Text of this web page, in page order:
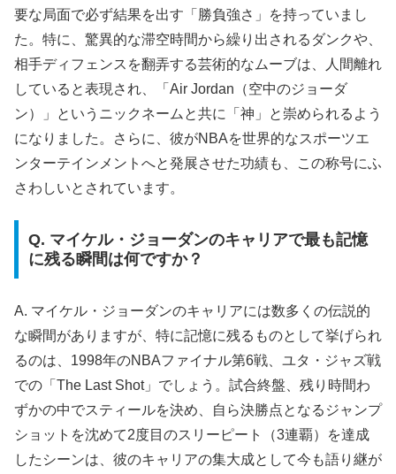
要な局面で必ず結果を出す「勝負強さ」を持っていまし
た。特に、驚異的な滞空時間から繰り出されるダンクや、
相手ディフェンスを翻弄する芸術的なムーブは、人間離れ
していると表現され、「Air Jordan（空中のジョーダ
ン）」というニックネームと共に「神」と崇められるよう
になりました。さらに、彼がNBAを世界的なスポーツエ
ンターテインメントへと発展させた功績も、この称号にふ
さわしいとされています。
Q. マイケル・ジョーダンのキャリアで最も記憶
に残る瞬間は何ですか？
A. マイケル・ジョーダンのキャリアには数多くの伝説的
な瞬間がありますが、特に記憶に残るものとして挙げられ
るのは、1998年のNBAファイナル第6戦、ユタ・ジャズ戦
での「The Last Shot」でしょう。試合終盤、残り時間わ
ずかの中でスティールを決め、自ら決勝点となるジャンプ
ショットを沈めて2度目のスリーピート（3連覇）を達成
したシーンは、彼のキャリアの集大成として今も語り継が